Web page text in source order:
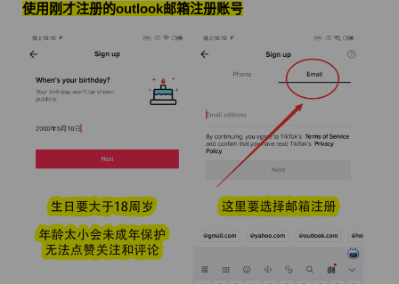
使用刚才注册的outlook邮箱注册账号